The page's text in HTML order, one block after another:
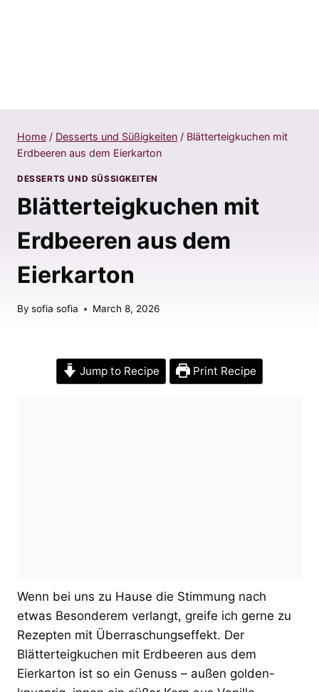
Home / Desserts und Süßigkeiten / Blätterteigkuchen mit
Erdbeeren aus dem Eierkarton
DESSERTS UND SÜSSIGKEITEN
Blätterteigkuchen mit
Erdbeeren aus dem
Eierkarton
By sofia sofia March 8, 2026
Jump to Recipe Print Recipe
Wenn bei uns zu Hause die Stimmung nach
etwas Besonderem verlangt, greife ich gerne zu
Rezepten mit Überraschungseffekt. Der
Blätterteigkuchen mit Erdbeeren aus dem
Eierkarton ist so ein Genuss – außen golden-